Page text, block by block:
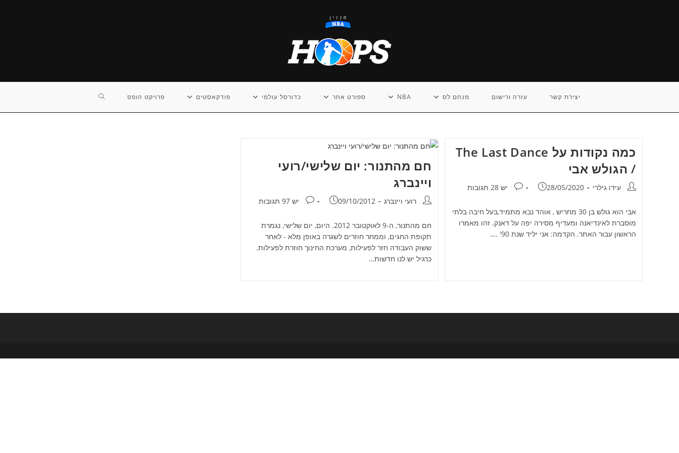
יצירת קשר עזרה ורישום מנחם לס NBA ספורט אחר כדורסל עולמי פודקאסטים פרויקט הופס TOGGLE
כמה נקודות על The Last Dance
/ הגולש אבי
מחבר:עידו גילרי פורסם:
28/05/2020 תגובות:
יש 28 תגובות
אבי הוא גולש בן 30 מחריש , אוהד נבא מתמיד,בעל חיבה בלתי
מוסברת לאינדיאנה ומעדיף מסירה יפה על דאנק. זהו מאמרו
הראשון עבור האתר. הקדמה: אני יליד שנת 90' .…
חם מהתנור: יום שלישי/רועי
ויינברג
מחבר:רועי ויינברג פורסם:
09/10/2012 תגובות:
יש 97 תגובות
חם מהתנור, ה-9 לאוקטובר 2012. היום, יום שלישי, נגמרת
תקופת החגים, וממחר חוזרים לשגרה באופן מלא - לאחר
ששוק העבודה חזר לפעילות, מערכת החינוך חוזרת לפעילות.
כרגיל יש לנו חדשות…